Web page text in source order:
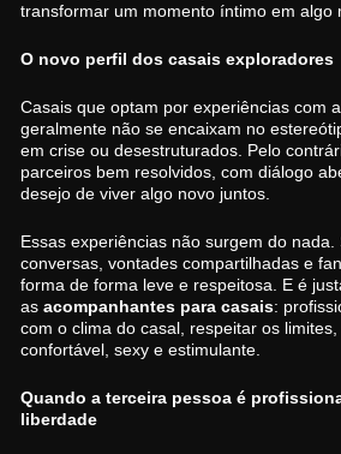
transformar um momento íntimo em algo
O novo perfil dos casais exploradores
Casais que optam por experiências com
geralmente não se encaixam no
em crise ou desestruturados. Pelo
parceiros bem resolvidos, com diálogo
desejo de viver algo novo juntos.
Essas experiências não surgem do nada.
conversas, vontades compartilhadas e
forma de forma leve e respeitosa. E é
as acompanhantes para casais:
com o clima do casal, respeitar os
confortável, sexy e estimulante.
Quando a terceira pessoa é
liberdade